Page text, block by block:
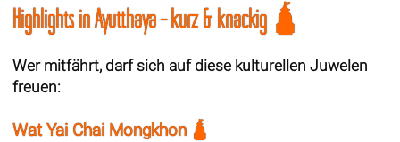
Highlights in Ayutthaya – kurz & knackig 🛕
Wer mitfährt, darf sich auf diese kulturellen Juwelen
freuen:
Wat Yai Chai Mongkhon 🛕